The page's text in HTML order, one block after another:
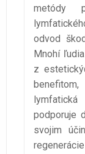
metódy
odvod
Mnohí
z
podporuje
svojim